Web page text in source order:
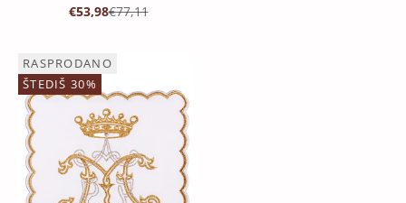
PROMOTIVNA CIJENA
€53,98REDOVNA CIJENA
€77,11
RASPRODANO
ŠTEDIŠ 30%